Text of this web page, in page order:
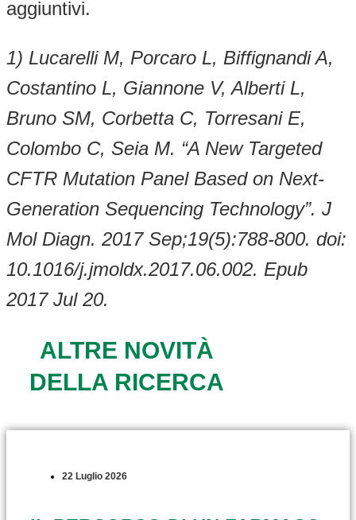
aggiuntivi.
1) Lucarelli M, Porcaro L, Biffignandi A,
Costantino L, Giannone V, Alberti L,
Bruno SM, Corbetta C, Torresani E,
Colombo C, Seia M. “A New Targeted
CFTR Mutation Panel Based on Next-
Generation Sequencing Technology”. J
Mol Diagn. 2017 Sep;19(5):788-800. doi:
10.1016/j.jmoldx.2017.06.002. Epub
2017 Jul 20.
ALTRE NOVITÀ
DELLA RICERCA
22 Luglio 2026